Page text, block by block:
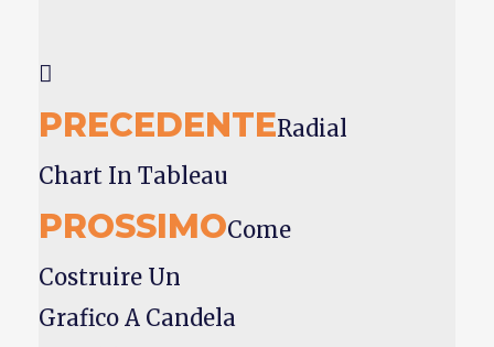
PRECEDENTERadial
Chart In Tableau
PROSSIMOCome
Costruire Un
Grafico A Candela